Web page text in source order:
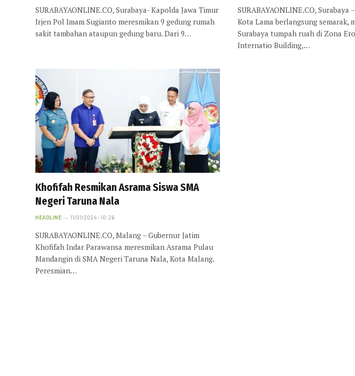
SURABAYAONLINE.CO, Surabaya- Kapolda Jawa Timur
Irjen Pol Imam Sugianto meresmikan 9 gedung rumah
sakit tambahan ataupun gedung baru. Dari 9…
SURABAYAONLINE.CO, Surabaya
Kota Lama berlangsung semarak,
Surabaya tumpah ruah di Zona
Internatio Building,…
Khofifah Resmikan Asrama Siswa SMA
Negeri Taruna Nala
HEADLINE 11/01/2024 - 10:26
SURABAYAONLINE.CO, Malang – Gubernur Jatim
Khofifah Indar Parawansa meresmikan Asrama Pulau
Mandangin di SMA Negeri Taruna Nala, Kota Malang.
Peresmian…